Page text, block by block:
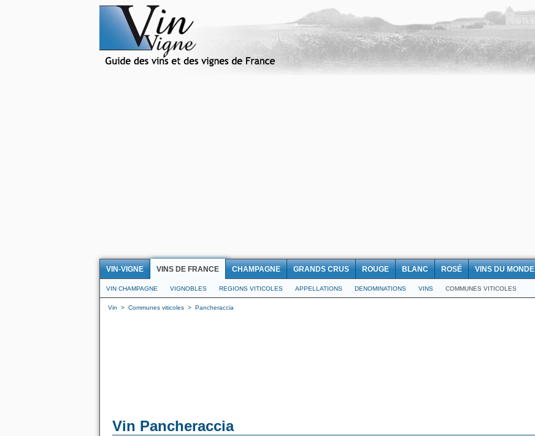
VIN-VIGNE VINS DE FRANCE CHAMPAGNE GRANDS CRUS ROUGE BLANC ROSÉ VINS DU MONDE
VIN CHAMPAGNE VIGNOBLES REGIONS VITICOLES APPELLATIONS DENOMINATIONS VINS COMMUNES VITICOLES
Vin > Communes viticoles > Pancheraccia
Vin Pancheraccia